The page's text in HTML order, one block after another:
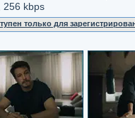
256 kbps
только для